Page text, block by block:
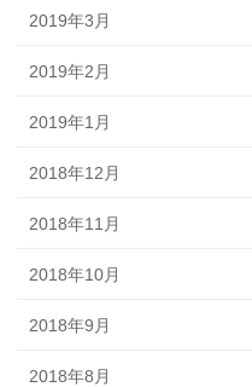
2019年3月
2019年2月
2019年1月
2018年12月
2018年11月
2018年10月
2018年9月
2018年8月